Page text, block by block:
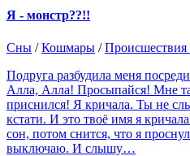
Я - монстр??!!
Сны /Кошмары /Происшествия
Подруга разбудила меня
Алла, Алла! Просыпайся! Мне
приснился! Я кричала. Ты не
кстати. И это твоё имя я
сон, потом снится, что я
выключаю. И слышу…